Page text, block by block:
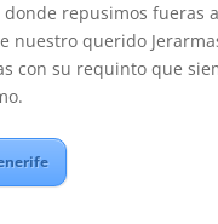
repusimos fueras
querido
con su requinto que